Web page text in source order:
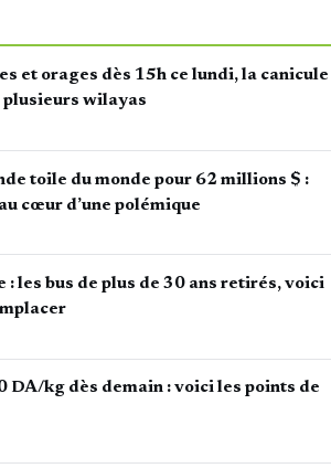
et orages dès 15h ce lundi, la canicule
wilayas
toile du monde pour 62 millions $ :
cœur d’une polémique
les bus de plus de 30 ans retirés, voici
DA/kg dès demain : voici les points de